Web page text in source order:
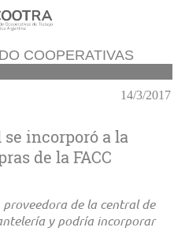
COOPERATIVAS
14/3/2017
incorporó a la
de la FACC
de la central de
y podría incorporar